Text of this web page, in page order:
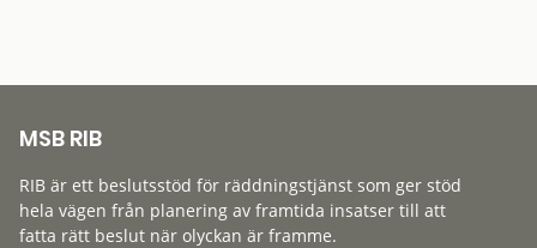
MSB RIB
RIB är ett beslutsstöd för räddningstjänst som ger stöd
hela vägen från planering av framtida insatser till att
fatta rätt beslut när olyckan är framme.